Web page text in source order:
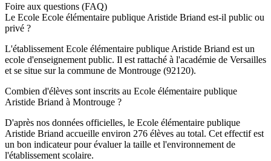
Foire aux questions (FAQ)
Le Ecole Ecole élémentaire publique Aristide Briand est-il public ou
privé ?
L'établissement Ecole élémentaire publique Aristide Briand est un
ecole d'enseignement public. Il est rattaché à l'académie de Versailles
et se situe sur la commune de Montrouge (92120).
Combien d'élèves sont inscrits au Ecole élémentaire publique
Aristide Briand à Montrouge ?
D'après nos données officielles, le Ecole élémentaire publique
Aristide Briand accueille environ 276 élèves au total. Cet effectif est
un bon indicateur pour évaluer la taille et l'environnement de
l'établissement scolaire.